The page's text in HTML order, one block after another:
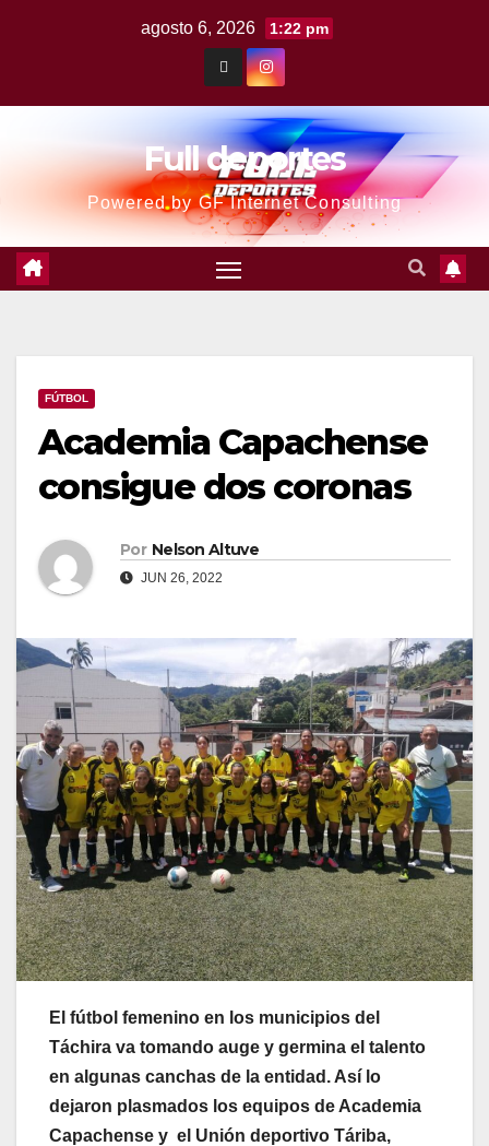
agosto 6, 2026 1:22 pm
Full deportes
Powered by GF Internet Consulting
FÚTBOL
Academia Capachense
consigue dos coronas
Por Nelson Altuve
JUN 26, 2022
El fútbol femenino en los municipios del
Táchira va tomando auge y germina el talento
en algunas canchas de la entidad. Así lo
dejaron plasmados los equipos de Academia
Capachense y el Unión deportivo Táriba,